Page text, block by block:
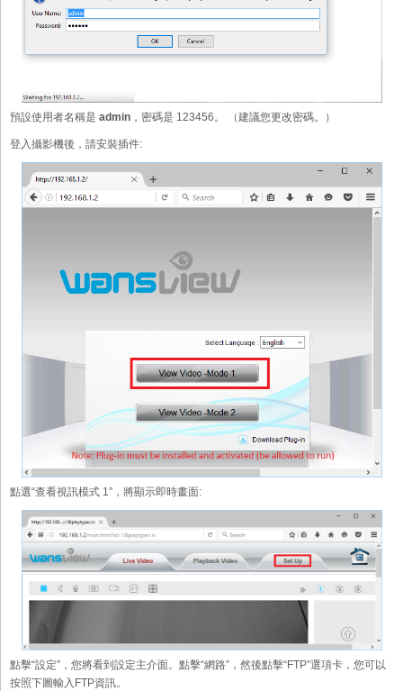
預設使用者名稱是 admin ，密碼是 123456。 （建議您更改密碼。）
登入攝影機後，請安裝插件:
點選“查看視訊模式 1”，將顯示即時畫面:
點擊“設定”，您將看到設定主介面。點擊“網路”，然後點擊“FTP”選項卡，您可以
按照下圖輸入FTP資訊。